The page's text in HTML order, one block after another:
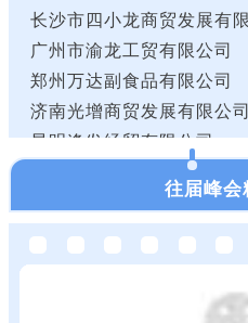
长沙市四小龙商贸发展有
广州市渝龙工贸有限公司
郑州万达副食品有限公司
济南光增商贸发展有限公司
昆明逢发经贸有限公司
淮安市千味商贸有限公司
上海本巧实业有限公司
鸣鲁（济南）品牌管理有限
北京市雄纪祥贸易有限责
广州市连禾贸易有限公司
往届峰会